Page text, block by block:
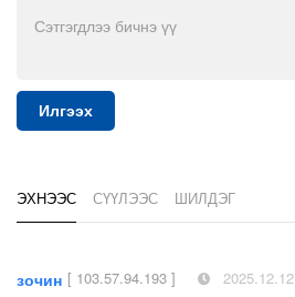
Илгээх
ЭХНЭЭС СҮҮЛЭЭС ШИЛДЭГ
зочин [ 103.57.94.193 ] 2025.12.12